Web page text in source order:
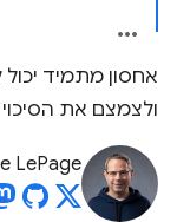
אחסון מתמיד יכול
ולצמצם את הסיכוי
LePage